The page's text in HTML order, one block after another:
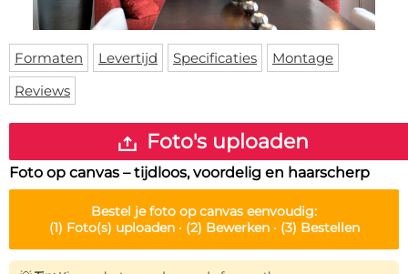
Vloermat
Skateboard deck
Over ons
Levertijden
Inloggen
WhatsApp
Formaten Levertijd Specificaties
Montage
Reviews
Foto's uploaden
Foto op canvas – tijdloos, voordelig en haarscherp
Bestel jefoto op canvas eenvoudig:
(1) Foto(s) uploaden · (2) Bewerken · (3) Bestellen